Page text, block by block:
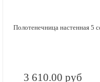
Полотенечница настенная
3 610.00 руб